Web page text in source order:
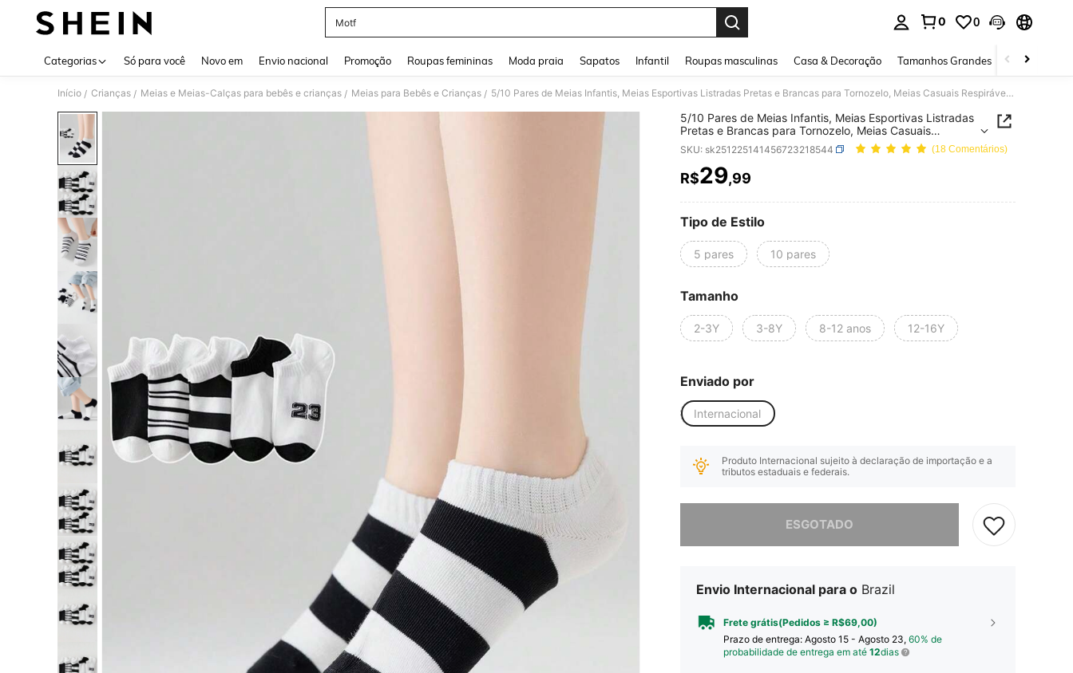
Motf
0 0
Categorias Só para você Novo em Envio nacional Promoção Roupas femininas Moda praia Sapatos Infantil Roupas masculinas Casa & Decoração Tamanhos Grandes Joias e
Início / Crianças / Meias e Meias-Calças para bebês e crianças / Meias para Bebês e Crianças / 5/10 Pares de Meias Infantis, Meias Esportivas Listradas Pretas e Brancas para Tornozelo, Meias Casuais Respiráveis Macias e Invisíveis, Adequadas para Uso Diário, Volta às Aulas, Férias, Esportes ao Ar Livre
5/10 Pares de Meias Infantis, Meias Esportivas Listradas
Pretas e Brancas para Tornozelo, Meias Casuais
Respiráveis Macias e Invisíveis, Adequadas para Uso
Diário, Volta às Aulas, Férias, Esportes ao Ar Livre
SKU: sk251225141456723218544 (18 Comentários)
PRICE AND AVAILABILITY
R$29,99
Tipo de Estilo
5 pares 10 pares
Tamanho
2-3Y 3-8Y 8-12 anos 12-16Y
Enviado por
Internacional
Produto Internacional sujeito à declaração de importação e a
tributos estaduais e federais.
ESGOTADO
Envio Internacional para o Brazil
Frete grátis(Pedidos ≥ R$69,00)
Prazo de entrega: Agosto 15 - Agosto 23, 60% de
probabilidade de entrega em até 12dias